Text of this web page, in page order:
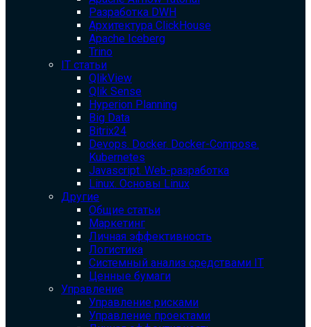
Разработка DWH
Архитектура ClickHouse
Apache Iceberg
Trino
IT статьи
QlikView
Qlik Sense
Hyperion Planning
Big Data
Bitrix24
Devops. Docker. Docker-Compose.
Kubernetes
Javascript. Web-разработка
Linux. Основы Linux
Другие
Общие статьи
Маркетинг
Личная эффективность
Логистика
Системный анализ средствами IT
Ценные бумаги
Управление
Управление рисками
Управление проектами